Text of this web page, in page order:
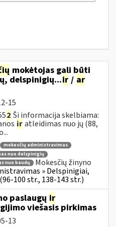
mokėtojas gali būti
delspinigių...ir / ar
15
2 Ši informacija skelbiama:
iratleidimas nuo jų (88,
mokesčių administravimas
nuo delspinigių
nuo baudų
Mokesčių žinyno
» Delspinigiai,
100 str., 138-143 str.)
paslaugų ir
viešasis pirkimas
13